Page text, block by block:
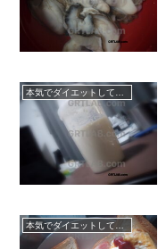
本気でダイエットしてみる60日間！